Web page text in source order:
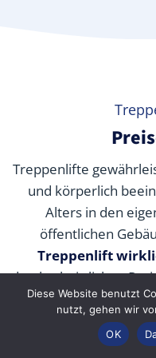
Treppenlifte
und körperlich
Alters in den
öffentlichen
Treppenlift
durchschnittlichen
Modell und wie Sie
Fördermittel und
Diese Website benutzt
nutzt, gehen wir
OK